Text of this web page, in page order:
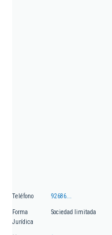
Teléfono 92686...
Forma
Jurídica
Sociedad limitada